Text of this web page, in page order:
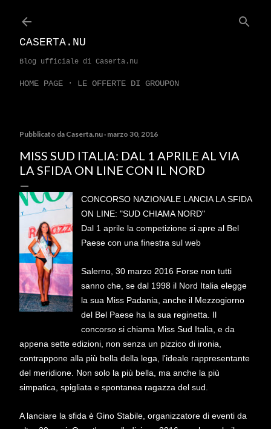
CASERTA.NU
Blog ufficiale di Caserta.nu
HOME PAGE LE OFFERTE DI GROUPON
Pubblicato da Caserta.nu marzo 30, 2016
MISS SUD ITALIA: DAL 1 APRILE AL VIA
LA SFIDA ON LINE CON IL NORD
CONCORSO NAZIONALE LANCIA LA SFIDA
ON LINE: "SUD CHIAMA NORD"
Dal 1 aprile la competizione si apre al Bel
Paese con una finestra sul web
Salerno, 30 marzo 2016 Forse non tutti
sanno che, se dal 1998 il Nord Italia elegge
la sua Miss Padania, anche il Mezzogiorno
del Bel Paese ha la sua reginetta. Il
concorso si chiama Miss Sud Italia, e da
appena sette edizioni, non senza un pizzico di ironia,
contrappone alla più bella della lega, l'ideale rappresentante
del meridione. Non solo la più bella, ma anche la più
simpatica, spigliata e spontanea ragazza del sud.
A lanciare la sfida è Gino Stabile, organizzatore di eventi da